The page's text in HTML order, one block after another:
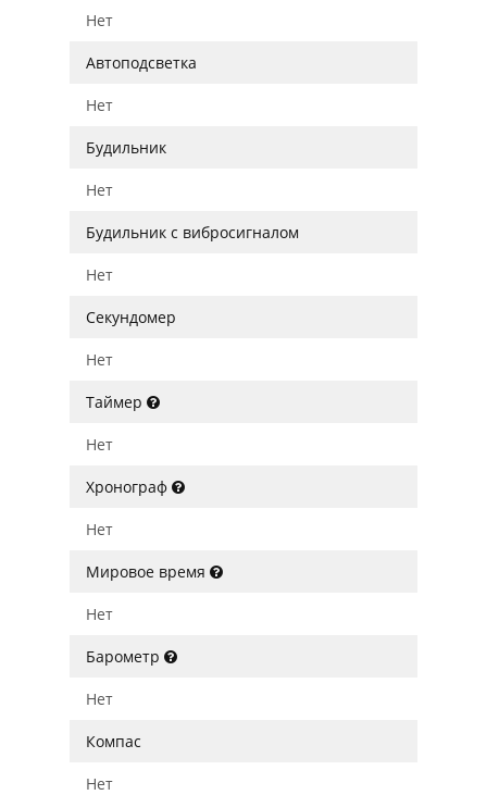
Нет
Автоподсветка
Нет
Будильник
Нет
Будильник с вибросигналом
Нет
Секундомер
Нет
Таймер
Нет
Хронограф
Нет
Мировое время
Нет
Барометр
Нет
Компас
Нет